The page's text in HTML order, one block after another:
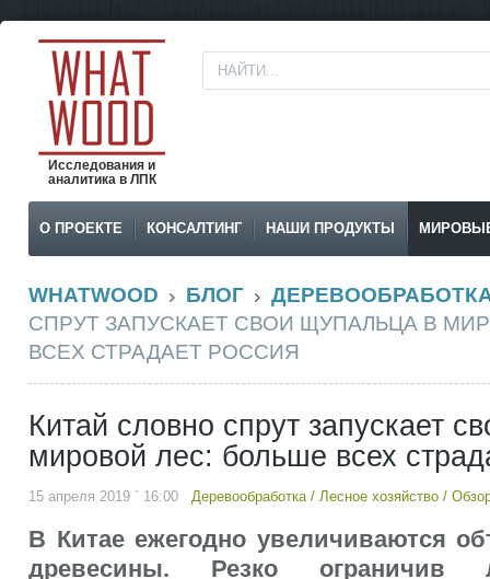
Исследования и
аналитика в ЛПК
О ПРОЕКТЕ КОНСАЛТИНГ НАШИ ПРОДУКТЫ
WHATWOOD БЛОГ
СПРУТ ЗАПУСКАЕТ СВОИ ЩУПАЛЬЦА В
ВСЕХ СТРАДАЕТ РОССИЯ
Китай словно спрут запускает
мировой лес: больше всех
15 апреля 2019 ` 16:00 Деревообработка/ Лесное хозяйство /
В Китае ежегодно увеличиваются
древесины. Резко ограничив